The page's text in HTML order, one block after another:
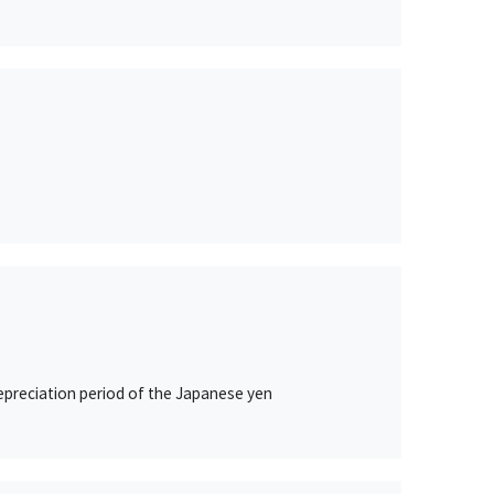
period of the Japanese yen